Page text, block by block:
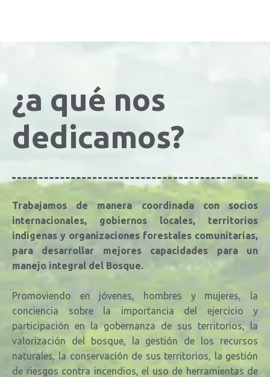
¿a qué nos
dedicamos?
Trabajamos de manera coordinada con socios
internacionales, gobiernos locales, territorios
indígenas y organizaciones forestales comunitarias,
para desarrollar mejores capacidades para un
manejo integral del Bosque.
Promoviendo en jóvenes, hombres y mujeres, la
conciencia sobre la importancia del ejercicio y
participación en la gobernanza de sus territorios, la
valorización del bosque, la gestión de los recursos
naturales, la conservación de sus territorios, la gestión
de riesgos contra incendios, el uso de herramientas de